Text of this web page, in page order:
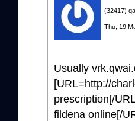
(32417)
Thu, 19
Usually
[URL=http://
prescription[/
fildena online[/